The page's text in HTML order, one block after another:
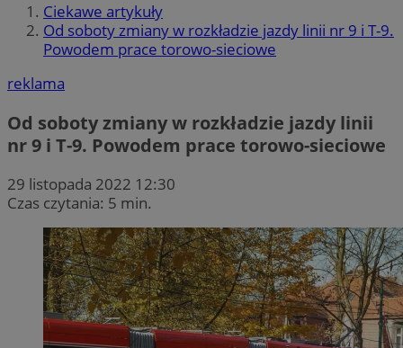
Ciekawe artykuły
Od soboty zmiany w rozkładzie jazdy linii nr 9 i T-9.
Powodem prace torowo-sieciowe
reklama
Od soboty zmiany w rozkładzie jazdy linii
nr 9 i T-9. Powodem prace torowo-sieciowe
29 listopada 2022 12:30
Czas czytania: 5 min.